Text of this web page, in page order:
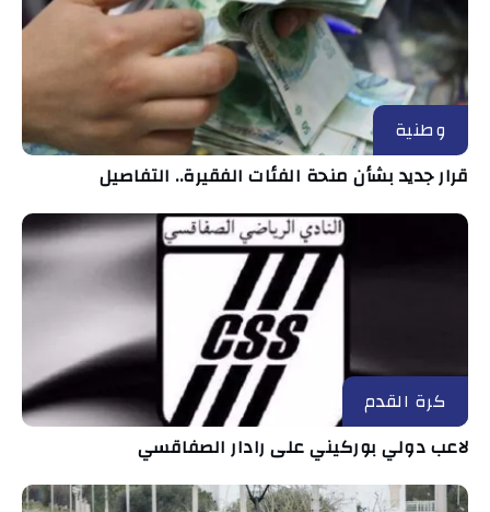
وطنية
قرار جديد بشأن منحة الفئات الفقيرة.. التفاصيل
كرة القدم
لاعب دولي بوركيني على رادار الصفاقسي